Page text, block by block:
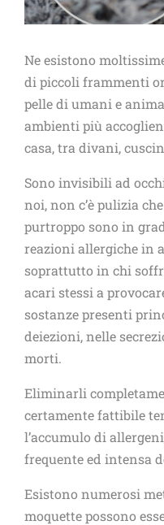
Ne esistono
di piccoli frammenti
pelle di umani e
ambienti più
casa, tra divani,
Sono invisibili ad
noi, non c’è pulizia
purtroppo sono in
reazioni allergiche in
soprattutto in chi
acari stessi a
sostanze presenti
deiezioni, nelle
morti.
Eliminarli
certamente fattibile
l’accumulo di
frequente ed intensa
Esistono numerosi
moquette possono